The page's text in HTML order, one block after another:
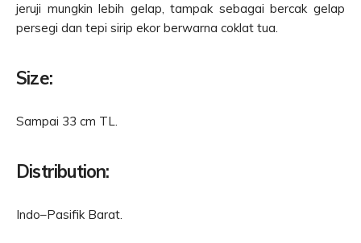
jeruji mungkin lebih gelap, tampak sebagai bercak gelap
persegi dan tepi sirip ekor berwarna coklat tua.
Size:
Sampai 33 cm TL.
Distribution:
Indo–Pasifik Barat.